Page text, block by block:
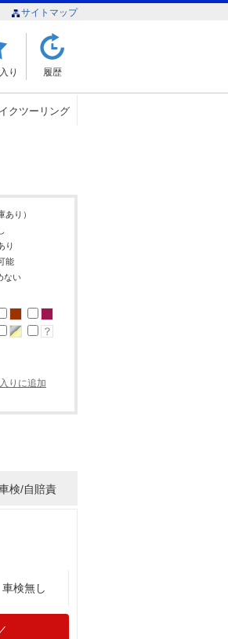
サイトマップ
り 履歴
クツーリング
あり）
り
能
ない
りに追加
検/自賠責
車検無し